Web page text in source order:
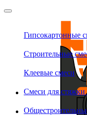
Гипсокартонные
Строительные
Клеевые смеси
Смеси для стяжки